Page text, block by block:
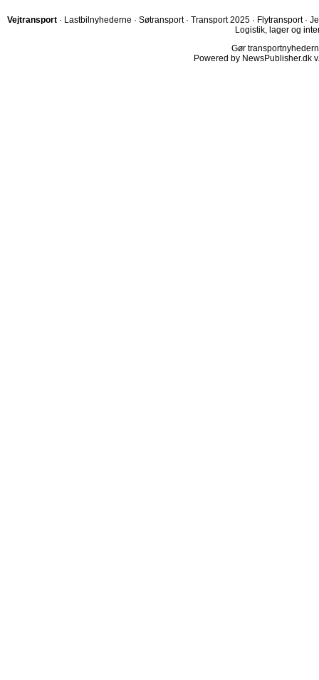
Vejtransport · Lastbilnyhederne · Søtransport · Transport 2025 · Flytransport ·
Logistik, lager og
Gør
Powered by NewsPublisher.dk